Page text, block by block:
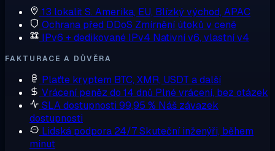
13 lokalitS. Amerika, EU, Blízký východ, APAC
Ochrana před DDoS Zmírnění útoků v ceně
IPv6 + dedikované IPv4 Nativní v6, vlastní v4
FAKTURACE A DŮVĚRA
Plaťte kryptem BTC, XMR, USDT a další
Vrácení peněz do 14 dnů Plné vrácení, bez otázek
SLA dostupnosti 99,95 % Náš závazek
dostupnosti
Lidská podpora 24/7Skuteční inženýři, během
minut